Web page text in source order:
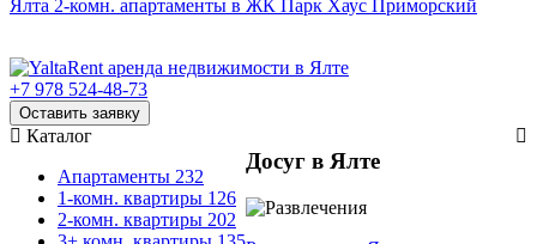
Ялта 2-комн. апартаменты в ЖК Парк Хаус Приморский
+7 978 524-48-73
Оставить заявку
Каталог
Апартаменты 232
1-комн. квартиры 126
2-комн. квартиры 202
Досуг в Ялте